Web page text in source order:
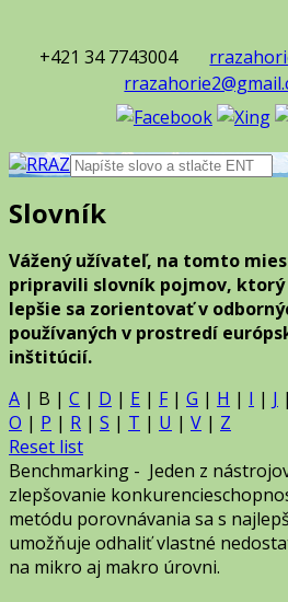
+421 34 7743004
Slovník
Vážený užívateľ, na tomto
pripravili slovník pojmov, ktorý
lepšie sa zorientovať v
používaných v prostredí
inštitúcií.
A | B | C | D | E | F| G | H | I | J |
O | P | R | S | T | U | V | Z
Reset list
Benchmarking - Jeden z
zlepšovanie
metódu porovnávania sa s
umožňuje odhaliť vlastné
na mikro aj makro úrovni.